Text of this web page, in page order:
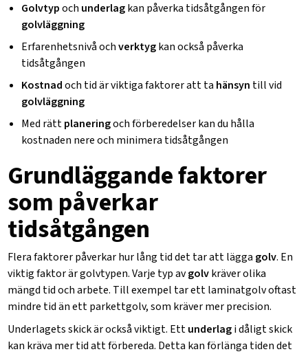
Golvtypoch underlagkan påverka tidsåtgången för
golvläggning
Erfarenhetsnivå ochverktygkan också påverka
tidsåtgången
Kostnadoch tid är viktiga faktorer att ta hänsyn till vid
golvläggning
Med rättplaneringoch förberedelser kan du hålla
kostnaden nere och minimera tidsåtgången
Grundläggande faktorer
som påverkar
tidsåtgången
Flera faktorer påverkar hur lång tid det tar att lägga golv. En
viktig faktor ärgolvtypen. Varje typ avgolvkräver olika
mängd tid och arbete. Till exempel tar ettlaminatgolvoftast
mindre tid än ettparkettgolv, som kräver mer precision.
Underlagets skick är också viktigt. Ettunderlagi dåligt skick
kan kräva mer tid att förbereda. Detta kan förlänga tiden det